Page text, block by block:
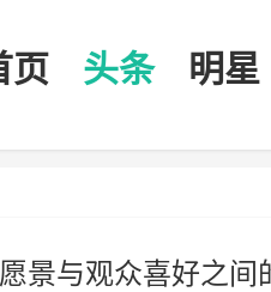
页 头条 明星
景与观众喜好之间